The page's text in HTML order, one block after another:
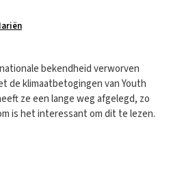
bekendheid verworven
de klimaatbetogingen van Youth
ze een lange weg afgelegd, zo
is het interessant om dit te lezen.